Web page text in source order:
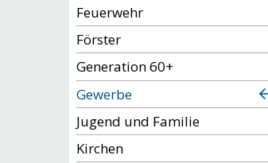
Feuerwehr
Förster
Generation 60+
Gewerbe
Jugend und Familie
Kirchen